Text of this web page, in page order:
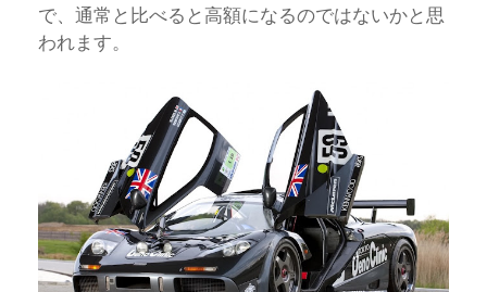
で、通常と比べると高額になるのではないかと思
われます。